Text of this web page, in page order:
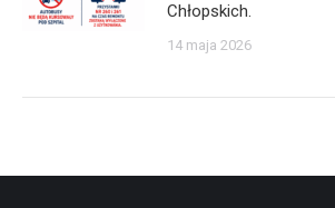
Chłopskich.
14 maja 2026